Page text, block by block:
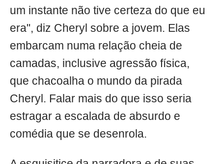
um instante não tive certeza do que eu
era", diz Cheryl sobre a jovem. Elas
embarcam numa relação cheia de
camadas, inclusive agressão física,
que chacoalha o mundo da pirada
Cheryl. Falar mais do que isso seria
estragar a escalada de absurdo e
comédia que se desenrola.